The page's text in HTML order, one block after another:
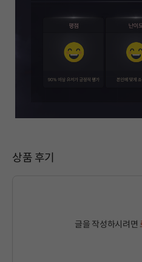
상품 후기
글을 작성하시려면